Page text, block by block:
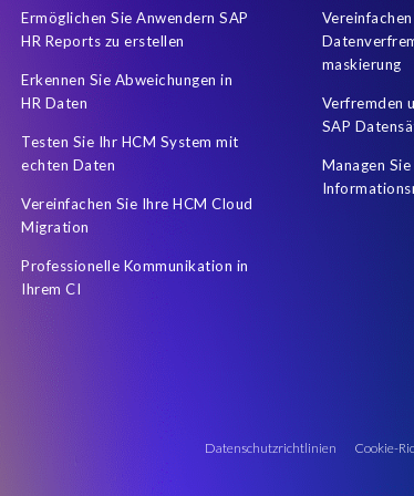
archiving camt.053 cash management
s/4HANA
Ermöglichen Sie Anwendern SAP
HR Reports zu erstellen
Erkennen Sie Abweichungen in
HR Daten
Testen Sie Ihr HCM System mit
echten Daten
Vereinfachen Sie Ihre HCM Cloud
Migration
Professionelle Kommunikation in
Ihrem CI
maskierung
Verfremden
SAP
Managen
Datenschutzrichtlinien Cookie-